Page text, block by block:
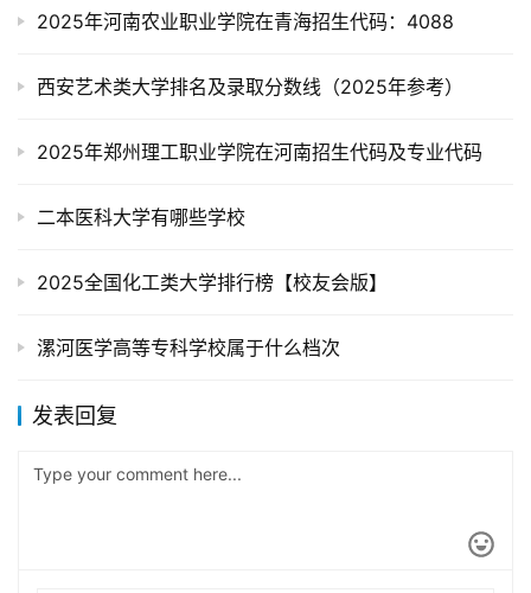
2025年河南农业职业学院在青海招生代码：4088
西安艺术类大学排名及录取分数线（2025年参考）
2025年郑州理工职业学院在河南招生代码及专业代码
二本医科大学有哪些学校
2025全国化工类大学排行榜【校友会版】
漯河医学高等专科学校属于什么档次
发表回复